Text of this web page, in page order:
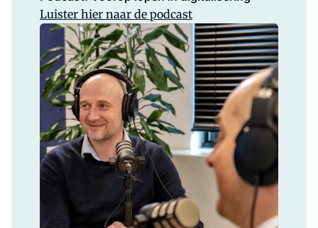
Luister hier naar de podcast